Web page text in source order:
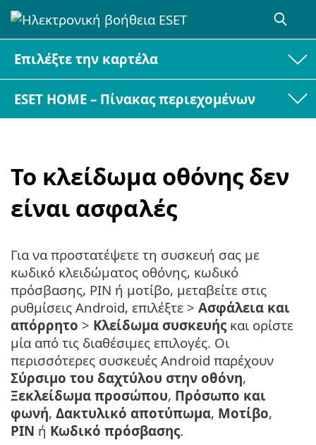
Επιλέξτε την καρτέλα
ESET HOME – Πίνακας περιεχομένων
Το κλείδωμα οθόνης δεν
είναι ασφαλές
Για να προστατέψετε τη συσκευή σας με
κωδικό κλειδώματος οθόνης, κωδικό
πρόσβασης, PIN ή μοτίβο, μεταβείτε στις
ρυθμίσεις Android, επιλέξτε > Ασφάλεια και
απόρρητο > Κλείδωμα συσκευής και ορίστε
μία από τις διαθέσιμες επιλογές. Οι
περισσότερες συσκευές Android παρέχουν
Σύρσιμο του δαχτύλου στην οθόνη,
Ξεκλείδωμα προσώπου, Πρόσωπο και
φωνή, Δακτυλικό αποτύπωμα, Μοτίβο,
PIN ή Κωδικό πρόσβασης.